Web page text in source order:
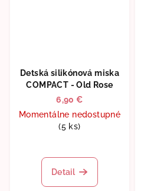
Detská silikónová miska
COMPACT - Old Rose
6,90 €
Momentálne nedostupné
(5 ks)
Detail